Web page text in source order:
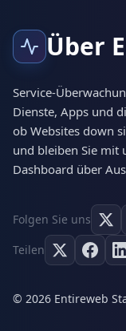
Über
Service-
Dienste, Apps und
ob Websites down
und bleiben Sie mit
Dashboard über
Folgen Sie uns
Teilen
© 2026 Entireweb